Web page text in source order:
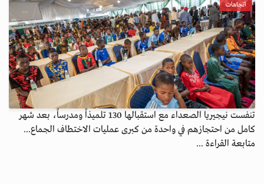
اتجاهات
تنفست نيجيريا الصعداء مع استقبالها 130 تلميذاً ومدرساً، بعد شهر
كامل من احتجازهم في واحدة من كبرى عمليات الاختطاف الجماع...
متابعة القراءة ...